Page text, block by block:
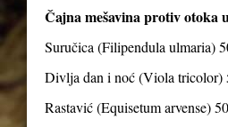
Čajna mešavina protiv otoka
Suručica (Filipendula ulmaria)
Divlja dan i noć (Viola tricolor)
Rastavić (Equisetum arvense)